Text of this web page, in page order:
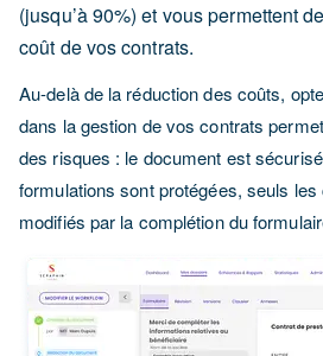
(jusqu’à 90%) et vous permettent
coût de vos contrats.
Au-delà de la réduction des coûts,
dans la gestion de vos contrats
des risques : le document est
formulations sont protégées, seuls
modifiés par la complétion du